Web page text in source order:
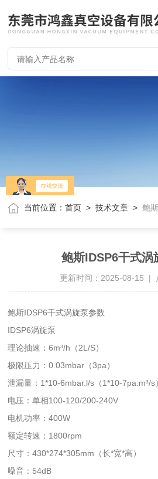
当前位置：首页 >技术文章 >鲍
鲍斯IDSP6干式涡
更新时间：2025-08-15 |
鲍斯IDSP6干式涡旋泵参数
IDSP6涡旋泵
理论抽速：6m³/h（2L/S）
极限压力：0.03mbar（3pa）
泄漏量：1*10-6mbar.l/s（1*10-7pa.m³/s
电压：单相100-120/200-240V
电机功率：400W
额定转速：1800rpm
尺寸：430*274*305mm（长*宽*高）
噪音：54dB